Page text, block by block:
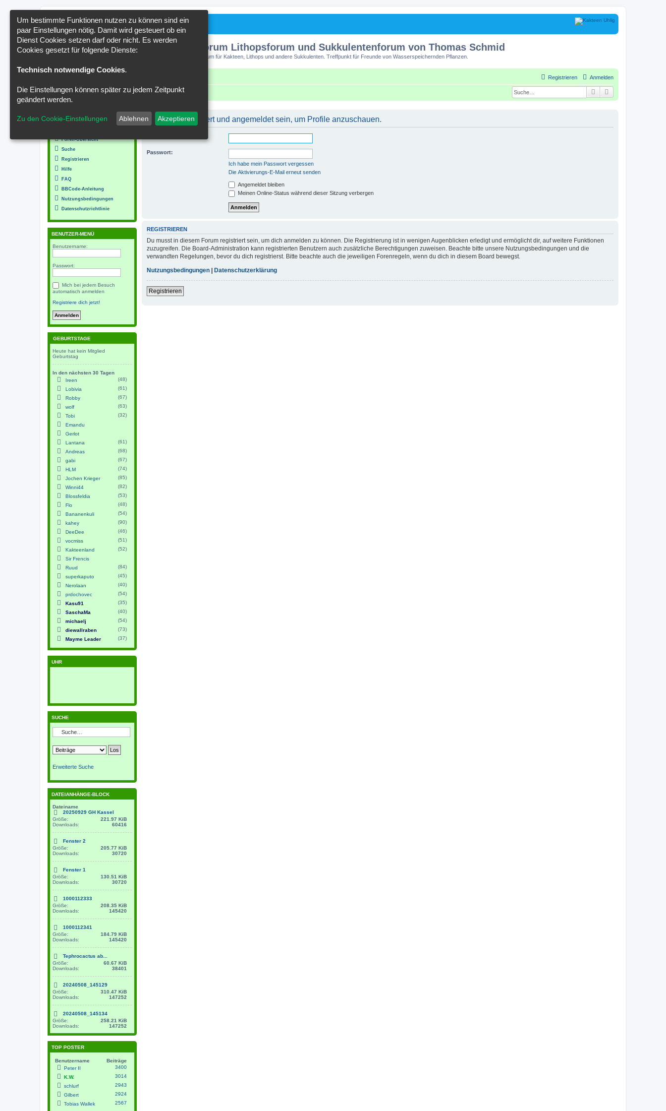
Kakteenforum Lithopsforum und Sukkulentenforum von Thomas Schmid
Forum für Kakteen, Lithops und andere Sukkulenten. Treffpunkt für Freunde von Wasserspeichernden Pflanzen.
Anmelden
Registrieren
Portal Foren-Übersicht Suche
Du musst registriert und angemeldet sein, um Profile anzuschauen.
Passwort:
Ich habe mein Passwort vergessen
Die Aktivierungs-E-Mail erneut senden
Angemeldet bleiben
Meinen Online-Status während dieser Sitzung verbergen
REGISTRIEREN
Du musst in diesem Forum registriert sein, um dich anmelden zu können. Die Registrierung ist in wenigen Augenblicken erledigt und ermöglicht dir, auf weitere Funktionen
zuzugreifen. Die Board-Administration kann registrierten Benutzern auch zusätzliche Berechtigungen zuweisen. Beachte bitte unsere Nutzungsbedingungen und die
verwandten Regelungen, bevor du dich registrierst. Bitte beachte auch die jeweiligen Forenregeln, wenn du dich in diesem Board bewegst.
Nutzungsbedingungen
Datenschutzerklärung
Registrieren
Foren-Übersicht
Suche
Registrieren
Hilfe
FAQ
BBCode-Anleitung
Nutzungsbedingungen
Datenschutzrichtlinie
BENUTZER-MENÜ
Benutzername:
Passwort:
Mich bei jedem Besuch
automatisch anmelden
Registriere dich jetzt!
GEBURTSTAGE
Heute hat kein Mitglied
Geburtstag
In den nächsten 30 Tagen
Ireen
(48)
Lobivia
(61)
Robby
(67)
wolf
(63)
Tobi
(32)
Emandu
Gerlot
Lantana
(61)
Andreas
(68)
gabi
(67)
HLM
(74)
Jochen Krieger
(85)
Winni44
(82)
Blossfeldia
(53)
Flo
(48)
Bananenkuli
(54)
kahey
(90)
DeeDee
(46)
vocmiss
(51)
Kakteenland
(52)
Sir Frencis
Ruud
(84)
superkaputo
(45)
Nerolaan
(40)
prdochovec
(54)
Kasu91
(35)
SaschaMa
(40)
michaelj
(54)
diewallraben
(73)
Mayme Leader
(37)
UHR
SUCHE
Erweiterte Suche
DATEIANHÄNGE-BLOCK
Dateiname
20250929 GH Kassel
Größe:
221.97 KiB
Downloads:
60416
Fenster 2
Größe:
205.77 KiB
Downloads:
30720
Fenster 1
Größe:
130.51 KiB
Downloads:
30720
1000112333
Größe:
208.35 KiB
Downloads:
145420
1000112341
Größe:
184.79 KiB
Downloads:
145420
Tephrocactus ab...
Größe:
60.67 KiB
Downloads:
38401
20240508_145129
Größe:
310.47 KiB
Downloads:
147252
20240508_145134
Größe:
258.21 KiB
Downloads:
147252
TOP POSTER
Benutzername
Beiträge
Peter II
3400
K.W.
3014
schlurf
2943
Gilbert
2924
Tobias Wallek
2567
Um bestimmte Funktionen nutzen zu können sind ein
paar Einstellungen nötig. Damit wird gesteuert ob ein
Dienst Cookies setzen darf oder nicht. Es werden
Cookies gesetzt für folgende Dienste:
Technisch notwendige Cookies.
Die Einstellungen können später zu jedem Zeitpunkt
geändert werden.
Zu den Cookie-Einstellungen Ablehnen Akzeptieren